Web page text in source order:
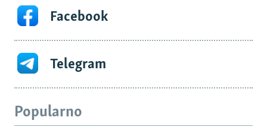
Facebook
Telegram
Popularno